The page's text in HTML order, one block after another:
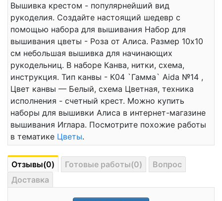
Вышивка крестом - популярнейший вид
рукоделия. Создайте настоящий шедевр с
помощью набора для вышивания Набор для
вышивания цветы - Роза от Алиса. Размер 10x10
см небольшая вышивка для начинающих
рукодельниц. В наборе Канва, нитки, схема,
инструкция. Тип канвы - К04 `Гамма` Aida №14 ,
Цвет канвы — Белый, схема Цветная, техника
исполнения - счетный крест. Можно купить
наборы для вышивки Алиса в интернет-магазине
вышивания Иглара. Посмотрите похожие работы
в тематике Цветы.
Отзывы(0) Готовые работы(0)
Вопрос
Доставка